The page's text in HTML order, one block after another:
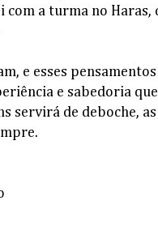
com a turma no
e esses
e sabedoria
servirá de deboche,